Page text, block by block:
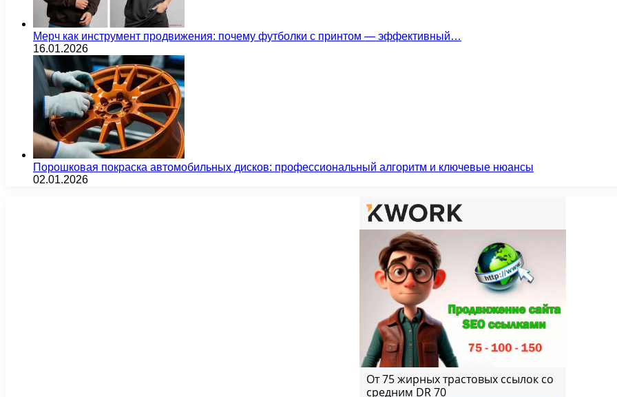
Мерч как инструмент продвижения: почему футболки с принтом — эффективный…
16.01.2026
Порошковая покраска автомобильных дисков: профессиональный алгоритм и ключевые нюансы
02.01.2026